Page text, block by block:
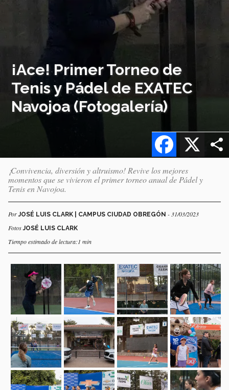
¡Ace! Primer Torneo de
Tenis y Pádel de EXATEC
Navojoa (Fotogalería)
X
Facebook
¡Convivencia, diversión y altruismo! Revive los mejores
momentos que se vivieron el primer torneo anual de Pádel y
Tenis en Navojoa.
PorJOSÉ LUIS CLARK | CAMPUS CIUDAD OBREGÓN - 31/03/2023
FotosJOSÉ LUIS CLARK
Tiempo estimado de lectura:1 min